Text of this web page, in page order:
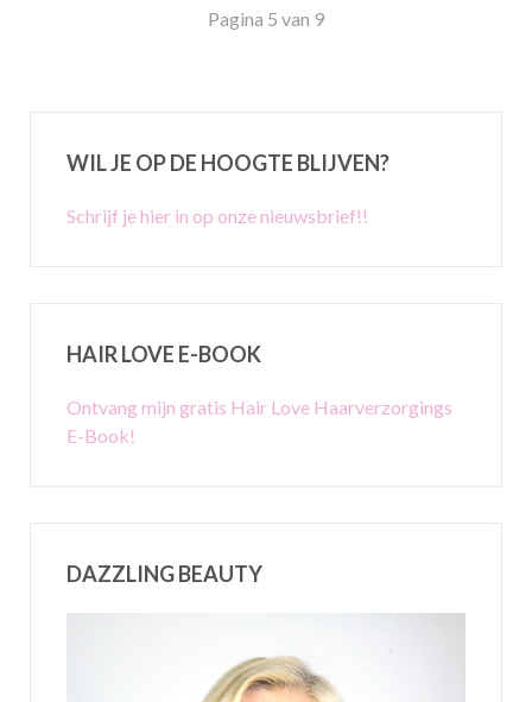
Pagina 5 van 9
WIL JE OP DE HOOGTE BLIJVEN?
Schrijf je hier in op onze nieuwsbrief!!
HAIR LOVE E-BOOK
Ontvang mijn gratis Hair Love Haarverzorgings
E-Book!
DAZZLING BEAUTY